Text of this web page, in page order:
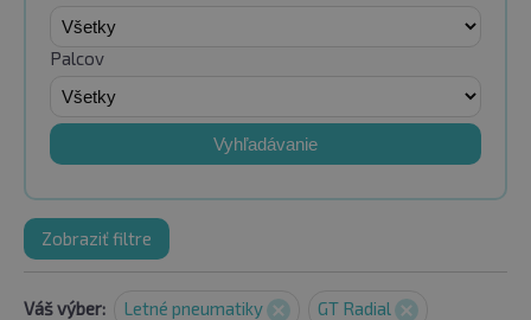
Palcov
Vyhľadávanie
Zobraziť filtre
Váš výber: Letné pneumatiky GT Radial